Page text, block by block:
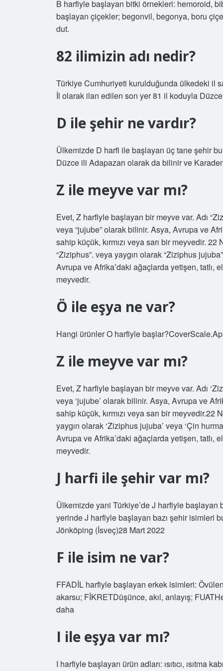
B harfiyle başlayan bitki örnekleri: hemoroid,
başlayan çiçekler; begonvil, begonya, boru
dut.
82 ilimizin adı nedir?
Türkiye Cumhuriyeti kurulduğunda ülkedeki il
İl olarak ilan edilen son yer 81 il koduyla
D ile şehir ne vardır?
Ülkemizde D harfi ile başlayan üç tane şehir
Düzce ili Adapazarı olarak da bilinir ve
Z ile meyve var mı?
Evet, Z harfiyle başlayan bir meyve var. Adı
veya “jujube” olarak bilinir. Asya, Avrupa ve
sahip küçük, kırmızı veya sarı bir meyvedir.
“Ziziphus”. veya yaygın olarak “Ziziphus
Avrupa ve Afrika’daki ağaçlarda yetişen, tatlı,
meyvedir.
Ö ile eşya ne var?
Hangi ürünler O harfiyle
Z ile meyve var mı?
Evet, Z harfiyle başlayan bir meyve var. Adı
veya ‘jujube’ olarak bilinir. Asya, Avrupa ve
sahip küçük, kırmızı veya sarı bir
yaygın olarak ‘Ziziphus jujuba’ veya ‘Çin
Avrupa ve Afrika’daki ağaçlarda yetişen, tatlı,
meyvedir.
J harfi ile şehir var mı?
Ülkemizde yani Türkiye’de J harfiyle başlayan
yerinde J harfiyle başlayan bazı şehir isimleri
Jönköping (İsveç)28 Mart 2022
F ile isim ne var?
FFADİL harfiyle başlayan erkek isimleri:
akarsu; FİKRETDüşünce, akıl, anlayış;
daha
I ile eşya var mı?
I harfiyle başlayan ürün adları: ısıtıcı, ısıtma